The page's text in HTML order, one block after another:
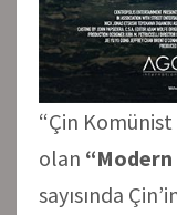
“Çin Komünist
olan “Modern
sayısında